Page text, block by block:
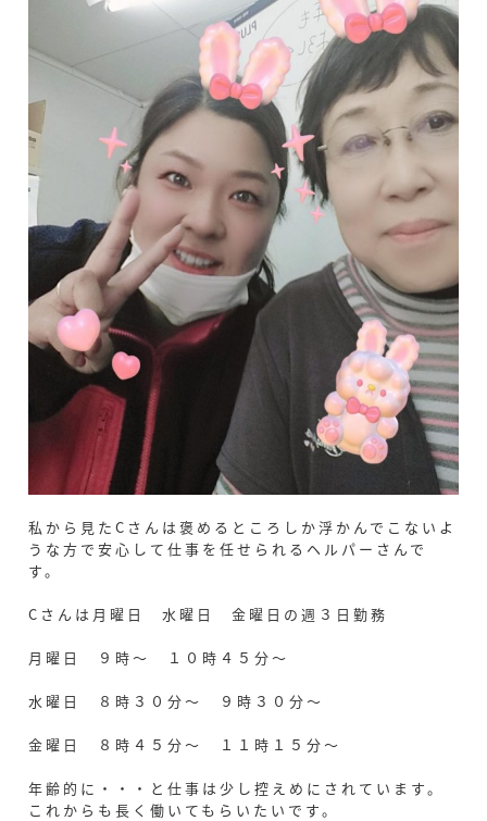
私から見たCさんは褒めるところしか浮かんでこないよ
うな方で安心して仕事を任せられるヘルパーさんで
す。
Cさんは月曜日 水曜日 金曜日の週３日勤務
月曜日 ９時～ １０時４５分～
水曜日 ８時３０分～ ９時３０分～
金曜日 ８時４５分～ １１時１５分～
年齢的に・・・と仕事は少し控えめにされています。
これからも長く働いてもらいたいです。